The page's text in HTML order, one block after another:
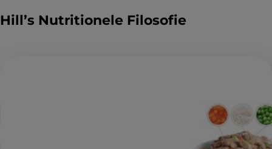
Hill’s Nutritionele Filosofie